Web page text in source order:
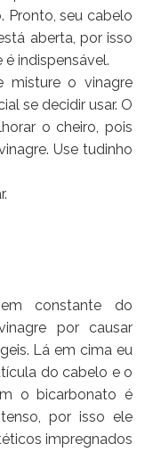
Pronto, seu cabelo
aberta, por isso
indispensável.
misture o vinagre
se decidir usar. O
o cheiro, pois
Use tudinho
constante do
por causar
Lá em cima eu
do cabelo e o
o bicarbonato é
por isso ele
impregnados